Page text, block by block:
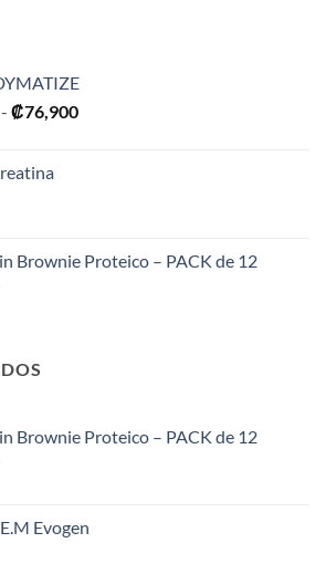
- ₡76,900Rango
Brownie Proteico – PACK de 12
Brownie Proteico – PACK de 12
Evogen